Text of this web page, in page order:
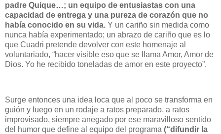
padre Quique…; un equipo de entusiastas con una
capacidad de entrega y una pureza de corazón que no
había conocido en su vida. Y un cariño sin medida como
nunca había experimentado; un abrazo de cariño que es lo
que Cuadri pretende devolver con este homenaje al
voluntariado, “hacer visible eso que se llama Amor, Amor de
Dios. Yo he recibido toneladas de amor en este proyecto”.
Surge entonces una idea loca que al poco se transforma en
guión y luego en un rodaje a ratos preparado, a ratos
improvisado, siempre anegado por ese maravilloso sentido
del humor que define al equipo del programa (“difundir la